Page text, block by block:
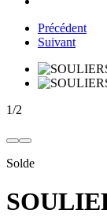
Précédent
Suivant
1/2
Solde